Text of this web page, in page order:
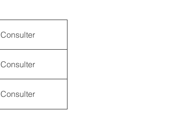
Consulter
Consulter
Consulter